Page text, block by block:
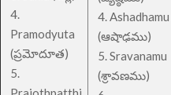
4.
Pramodyuta
(ప్రమోదూత)
5.
4. Ashadhamu
(ఆషాఢము)
5. Sravanamu
(శ్రావణము)